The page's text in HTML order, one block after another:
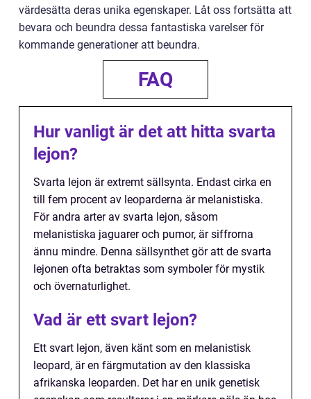
värdesätta deras unika egenskaper. Låt oss fortsätta att
bevara och beundra dessa fantastiska varelser för
kommande generationer att beundra.
FAQ
Hur vanligt är det att hitta svarta
lejon?
Svarta lejon är extremt sällsynta. Endast cirka en
till fem procent av leoparderna är melanistiska.
För andra arter av svarta lejon, såsom
melanistiska jaguarer och pumor, är siffrorna
ännu mindre. Denna sällsynthet gör att de svarta
lejonen ofta betraktas som symboler för mystik
och övernaturlighet.
Vad är ett svart lejon?
Ett svart lejon, även känt som en melanistisk
leopard, är en färgmutation av den klassiska
afrikanska leoparden. Det har en unik genetisk